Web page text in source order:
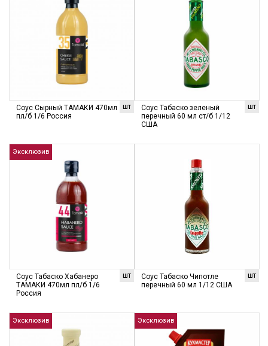
шт
Соус Сырный ТАМАКИ 470мл
пл/б 1/6 Россия
шт
Соус Табаско зеленый
перечный 60 мл ст/б 1/12
США
Эксклюзив
шт
Соус Табаско Хабанеро
ТАМАКИ 470мл пл/б 1/6
Россия
шт
Соус Табаско Чипотле
перечный 60 мл 1/12 США
Эксклюзив Эксклюзив